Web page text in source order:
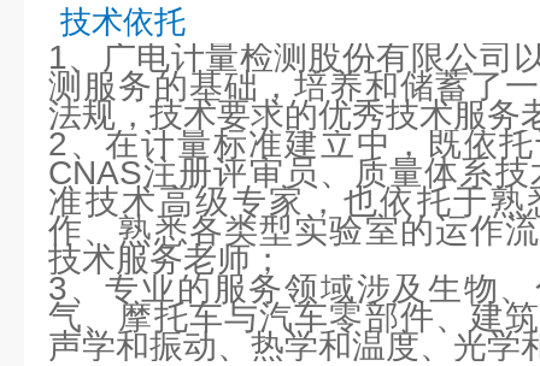
技术依托
1、广电计量检测股份有限公司
测服务的基础，培养和储蓄了
法规，技术要求的优秀技术服务
2、在计量标准建立中，既依
CNAS注册评审员、质量体系
准技术高级专家，也依托于
作、熟悉各类型实验室的运作
技术服务老师；
3、专业的服务领域涉及生物
气、摩托车与汽车零部件、建
声学和振动、热学和温度、光学